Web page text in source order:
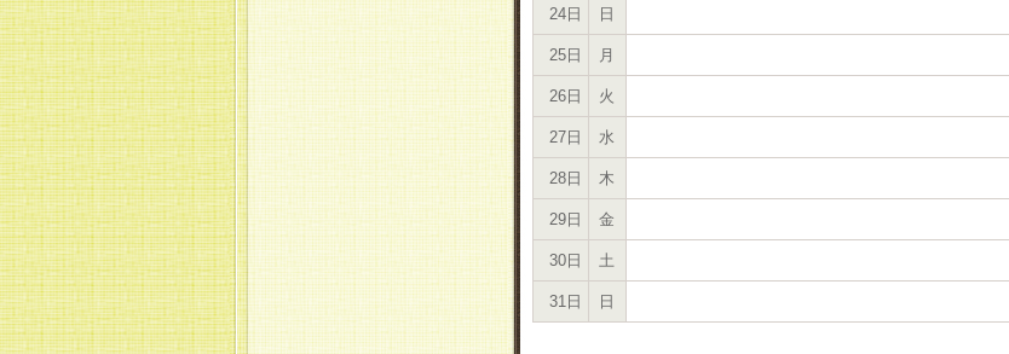
24日 日
25日 月
26日 火
27日 水
28日 木
29日 金
30日 土
31日 日